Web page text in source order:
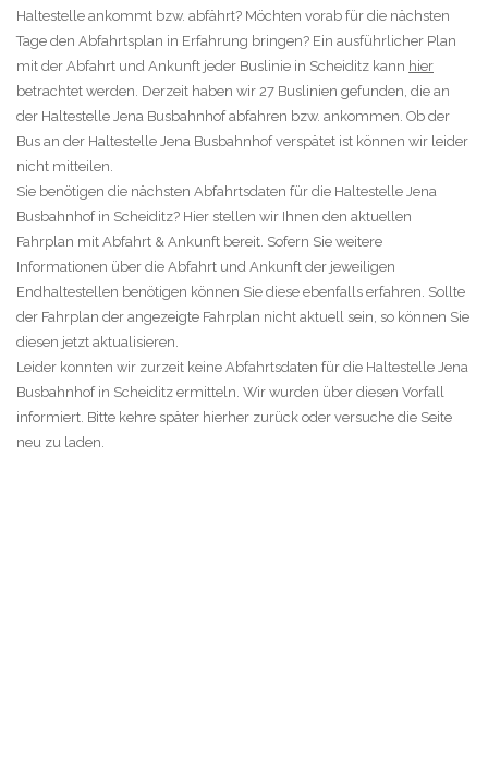
Haltestelle ankommt bzw. abfährt? Möchten vorab für die nächsten
Tage den Abfahrtsplan in Erfahrung bringen? Ein ausführlicher Plan
mit der Abfahrt und Ankunft jeder Buslinie in Scheiditz kann hier
betrachtet werden. Derzeit haben wir 27 Buslinien gefunden, die an
der Haltestelle Jena Busbahnhof abfahren bzw. ankommen. Ob der
Bus an der Haltestelle Jena Busbahnhof verspätet ist können wir leider
nicht mitteilen.
Sie benötigen die nächsten Abfahrtsdaten für die Haltestelle Jena
Busbahnhof in Scheiditz? Hier stellen wir Ihnen den aktuellen
Fahrplan mit Abfahrt & Ankunft bereit. Sofern Sie weitere
Informationen über die Abfahrt und Ankunft der jeweiligen
Endhaltestellen benötigen können Sie diese ebenfalls erfahren. Sollte
der Fahrplan der angezeigte Fahrplan nicht aktuell sein, so können Sie
diesen jetzt aktualisieren.
Leider konnten wir zurzeit keine Abfahrtsdaten für die Haltestelle Jena
Busbahnhof in Scheiditz ermitteln. Wir wurden über diesen Vorfall
informiert. Bitte kehre später hierher zurück oder versuche die Seite
neu zu laden.